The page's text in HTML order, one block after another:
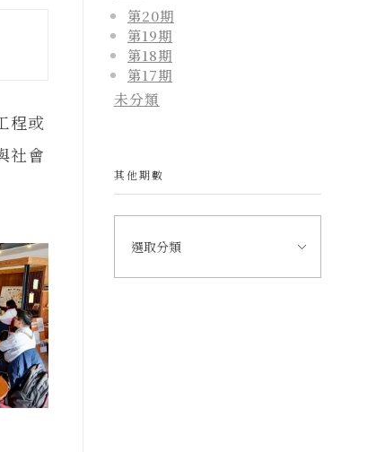
程或
社會
第20期
第19期
第18期
第17期
未分類
其他期數